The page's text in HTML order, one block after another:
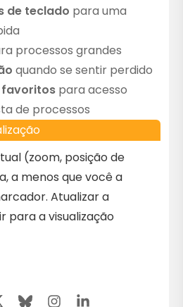
de teclado para uma
processos grandes
quando se sentir perdido
favoritos para acesso
de processos
(zoom, posição de
a menos que você a
Atualizar a
para a visualização